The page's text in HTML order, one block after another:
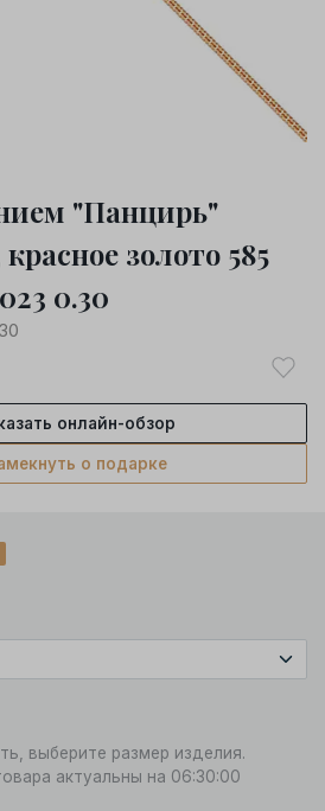
"Панцирь"
золото 585
0.30
онлайн-обзор
о подарке
выберите размер изделия.
актуальны на 06:30:00